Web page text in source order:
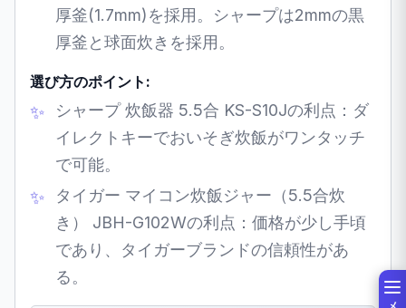
厚釜(1.7mm)を採用。シャープは2mmの黒
厚釜と球面炊きを採用。
選び方のポイント:
シャープ 炊飯器 5.5合 KS-S10Jの利点：ダ
イレクトキーでおいそぎ炊飯がワンタッチ
で可能。
タイガー マイコン炊飯ジャー（5.5合炊
き） JBH-G102Wの利点：価格が少し手頃
であり、タイガーブランドの信頼性があ
る。